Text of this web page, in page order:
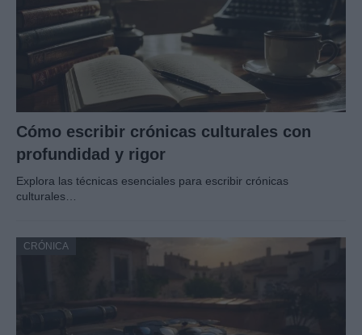
Cómo escribir crónicas culturales con
profundidad y rigor
Explora las técnicas esenciales para escribir crónicas
culturales…
CRÓNICA